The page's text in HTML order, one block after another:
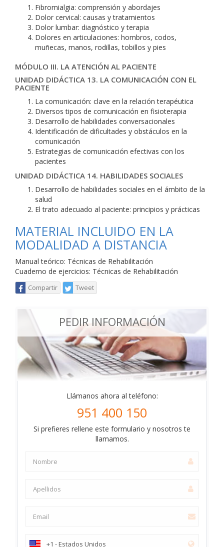
Fibromialgia: comprensión y abordajes
Dolor cervical: causas y tratamientos
Dolor lumbar: diagnóstico y terapia
Dolores en articulaciones: hombros, codos,
muñecas, manos, rodillas, tobillos y pies
MÓDULO III. LA ATENCIÓN AL PACIENTE
UNIDAD DIDÁCTICA 13. LA COMUNICACIÓN CON EL
PACIENTE
La comunicación: clave en la relación terapéutica
Diversos tipos de comunicación en fisioterapia
Desarrollo de habilidades conversacionales
Identificación de dificultades y obstáculos en la
comunicación
Estrategias de comunicación efectivas con los
pacientes
UNIDAD DIDÁCTICA 14. HABILIDADES SOCIALES
Desarrollo de habilidades sociales en el ámbito de la
salud
El trato adecuado al paciente: principios y prácticas
MATERIAL INCLUIDO EN LA
MODALIDAD A DISTANCIA
Manual teórico: Técnicas de Rehabilitación
Cuaderno de ejercicios: Técnicas de Rehabilitación
Compartir Tweet
PEDIR INFORMACIÓN
Llámanos ahora al teléfono:
951 400 150
Si prefieres rellene este formulario y nosotros te
llamamos.